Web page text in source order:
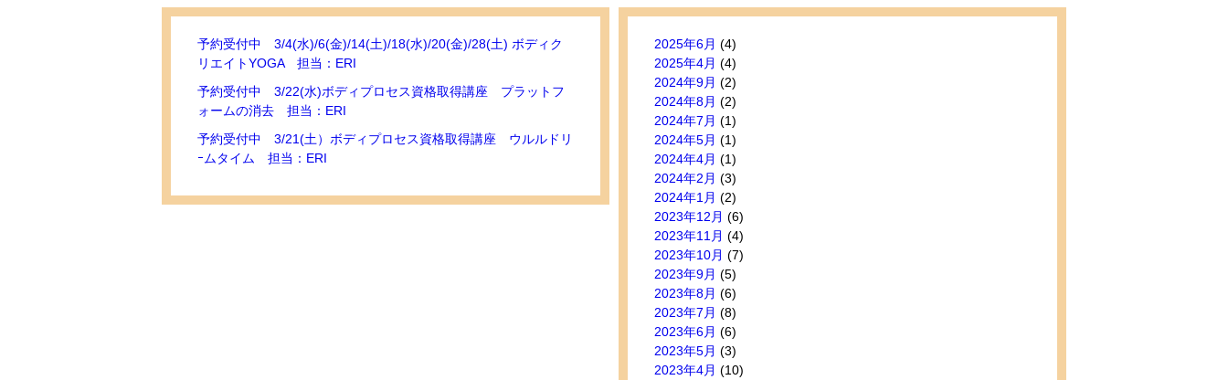
予約受付中 3/4(水)/6(金)/14(土)/18(水)/20(金)/28(土) ボディク
リエイトYOGA 担当：ERI
予約受付中 3/22(水)ボディプロセス資格取得講座 プラットフ
ォームの消去 担当：ERI
予約受付中 3/21(土）ボディプロセス資格取得講座 ウルルドリ
ｰムタイム 担当：ERI
2025年6月 (4)
2025年4月 (4)
2024年9月 (2)
2024年8月 (2)
2024年7月 (1)
2024年5月 (1)
2024年4月 (1)
2024年2月 (3)
2024年1月 (2)
2023年12月 (6)
2023年11月 (4)
2023年10月 (7)
2023年9月 (5)
2023年8月 (6)
2023年7月 (8)
2023年6月 (6)
2023年5月 (3)
2023年4月 (10)